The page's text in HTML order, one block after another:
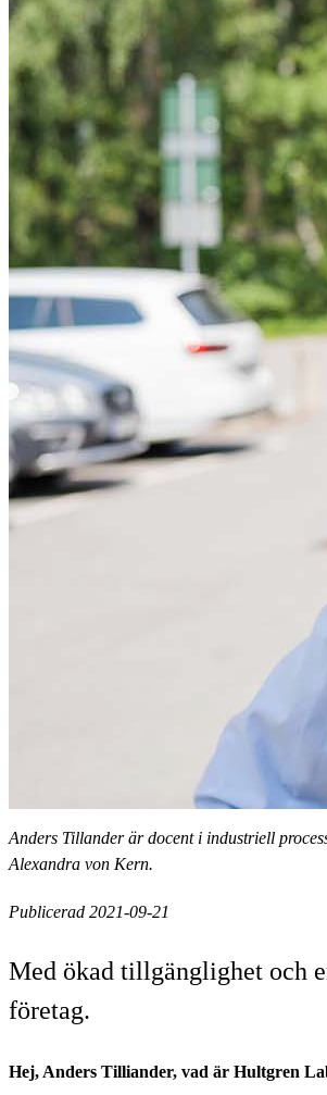
Anders Tillander är docent i industriell
Alexandra von Kern.
Publicerad 2021-09-21
Med ökad tillgänglighet och
företag.
Hej, Anders Tilliander, vad är Hultgren